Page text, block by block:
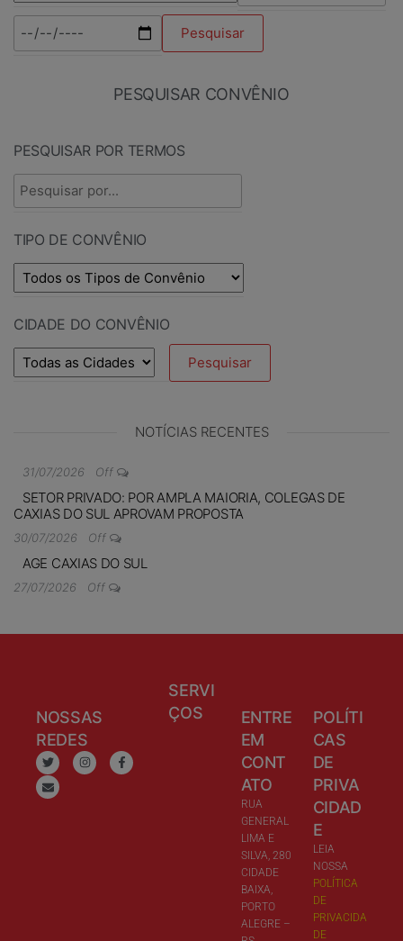
PESQUISAR CONVÊNIO
PESQUISAR POR TERMOS
TIPO DE CONVÊNIO
CIDADE DO CONVÊNIO
NOTÍCIAS RECENTES
31/07/2026 Off
SETOR PRIVADO: POR AMPLA MAIORIA, COLEGAS DE
CAXIAS DO SUL APROVAM PROPOSTA
30/07/2026 Off
AGE CAXIAS DO SUL
27/07/2026 Off
NOSSAS
REDES
SERVI
ÇOS
ENTRE
EM
CONT
ATO
RUA
GENERAL
LIMA E
SILVA, 280
CIDADE
BAIXA,
PORTO
ALEGRE –
POLÍTI
CAS
DE
PRIVA
CIDAD
E
LEIA
NOSSA
POLÍTICA
DE
PRIVACIDA
DE